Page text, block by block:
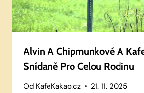
Alvin A Chipmunkové A
Snídaně Pro Celou Rodinu
Od KafeKakao.cz 21. 11. 2025